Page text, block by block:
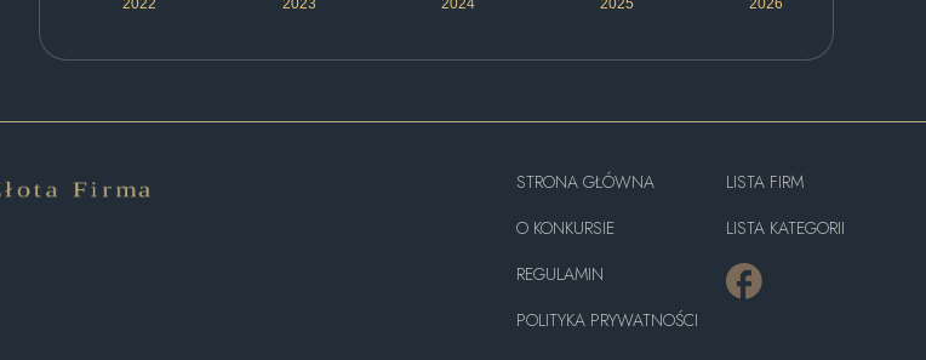
2022 2023 2024 2025 2026
STRONA GŁÓWNA
O KONKURSIE
REGULAMIN
POLITYKA PRYWATNOŚCI
LISTA FIRM
LISTA KATEGORII